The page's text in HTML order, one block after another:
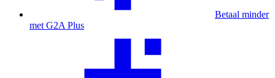
Betaal minder
met G2A Plus